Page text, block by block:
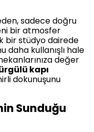
sadece doğru
bir atmosfer
bir stüdyo dairede
daha kullanışlı hale
değer
kapı
dokunuşunu
Sunduğu